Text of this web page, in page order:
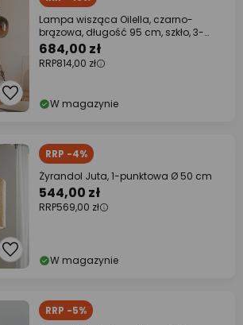
Lampa wisząca Oilella, czarno-
brązowa, długość 95 cm, szkło, 3-
punktowa.
684,00 zł
RRP814,00 zł
W magazynie
RRP -4%
Żyrandol Juta, 1-punktowa Ø 50 cm
544,00 zł
RRP569,00 zł
W magazynie
RRP -5%